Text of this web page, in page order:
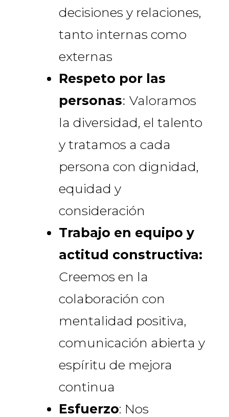
decisiones y relaciones,
tanto internas como
externas
Respeto por las
personas: Valoramos
la diversidad, el talento
y tratamos a cada
persona con dignidad,
equidad y
consideración
Trabajo en equipo y
actitud constructiva:
Creemos en la
colaboración con
mentalidad positiva,
comunicación abierta y
espíritu de mejora
continua
Esfuerzo: Nos